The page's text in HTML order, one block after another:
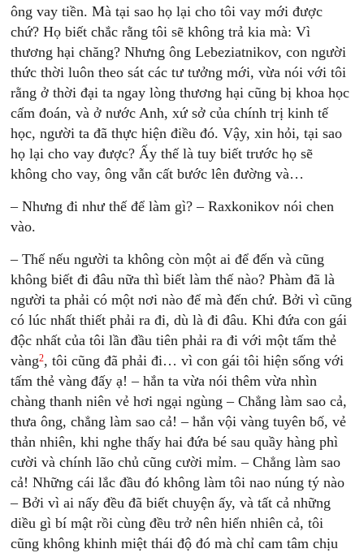
ông vay tiền. Mà tại sao họ lại cho tôi vay mới được
chứ? Họ biết chắc rằng tôi sẽ không trả kia mà: Vì
thương hại chăng? Nhưng ông Lebeziatnikov, con người
thức thời luôn theo sát các tư tưởng mới, vừa nói với tôi
rằng ở thời đại ta ngay lòng thương hại cũng bị khoa học
cấm đoán, và ở nước Anh, xứ sở của chính trị kinh tế
học, người ta đã thực hiện điều đó. Vậy, xin hỏi, tại sao
họ lại cho vay được? Ấy thế là tuy biết trước họ sẽ
không cho vay, ông vẫn cất bước lên đường và…
– Nhưng đi như thế để làm gì? – Raxkonikov nói chen
vào.
– Thế nếu người ta không còn một ai để đến và cũng
không biết đi đâu nữa thì biết làm thế nào? Phàm đã là
người ta phải có một nơi nào để mà đến chứ. Bởi vì cũng
có lúc nhất thiết phải ra đi, dù là đi đâu. Khi đứa con gái
độc nhất của tôi lần đầu tiên phải ra đi với một tấm thẻ
vàng2, tôi cũng đã phải đi… vì con gái tôi hiện sống với
tấm thẻ vàng đấy ạ! – hắn ta vừa nói thêm vừa nhìn
chàng thanh niên vẻ hơi ngại ngùng – Chẳng làm sao cả,
thưa ông, chẳng làm sao cả! – hắn vội vàng tuyên bố, vẻ
thản nhiên, khi nghe thấy hai đứa bé sau quầy hàng phì
cười và chính lão chủ cũng cười mỉm. – Chẳng làm sao
cả! Những cái lắc đầu đó không làm tôi nao núng tý nào
– Bởi vì ai nấy đều đã biết chuyện ấy, và tất cả những
diều gì bí mật rồi cùng đều trở nên hiển nhiên cả, tôi
cũng không khinh miệt thái độ đó mà chỉ cam tâm chịu